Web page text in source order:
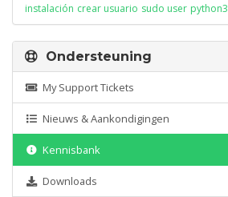
instalación crear usuario sudo user python3
Ondersteuning
My Support Tickets
Nieuws & Aankondigingen
Kennisbank
Downloads